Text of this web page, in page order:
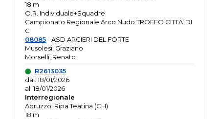
18 m
O.R. Individuale+Squadre
Campionato Regionale Arco Nudo TROFEO CITTA' DI
C
08085- ASD ARCIERI DEL FORTE
Musolesi, Graziano
Morselli, Renato
R2613035
dal: 18/01/2026
al: 18/01/2026
Interregionale
Abruzzo: Ripa Teatina (CH)
18 m